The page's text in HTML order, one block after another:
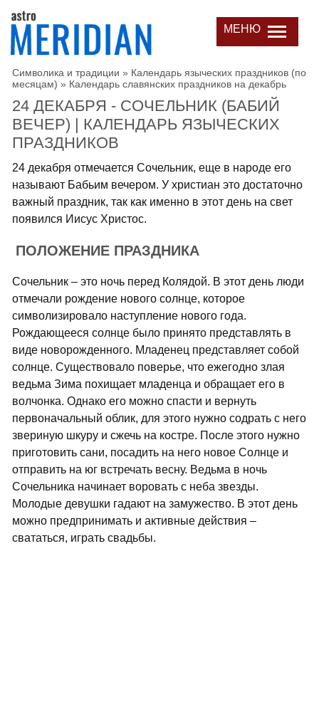
МЕНЮ
Символика и традиции » Календарь языческих праздников (по
месяцам) » Календарь славянских праздников на декабрь
24 ДЕКАБРЯ - СОЧЕЛЬНИК (БАБИЙ
ВЕЧЕР) | КАЛЕНДАРЬ ЯЗЫЧЕСКИХ
ПРАЗДНИКОВ
24 декабря отмечается Сочельник, еще в народе его
называют Бабьим вечером. У христиан это достаточно
важный праздник, так как именно в этот день на свет
появился Иисус Христос.
ПОЛОЖЕНИЕ ПРАЗДНИКА
Сочельник – это ночь перед Колядой. В этот день люди
отмечали рождение нового солнце, которое
символизировало наступление нового года.
Рождающееся солнце было принято представлять в
виде новорожденного. Младенец представляет собой
солнце. Существовало поверье, что ежегодно злая
ведьма Зима похищает младенца и обращает его в
волчонка. Однако его можно спасти и вернуть
первоначальный облик, для этого нужно содрать с него
звериную шкуру и сжечь на костре. После этого нужно
приготовить сани, посадить на него новое Солнце и
отправить на юг встречать весну. Ведьма в ночь
Сочельника начинает воровать с неба звезды.
Молодые девушки гадают на замужество. В этот день
можно предпринимать и активные действия –
свататься, играть свадьбы.